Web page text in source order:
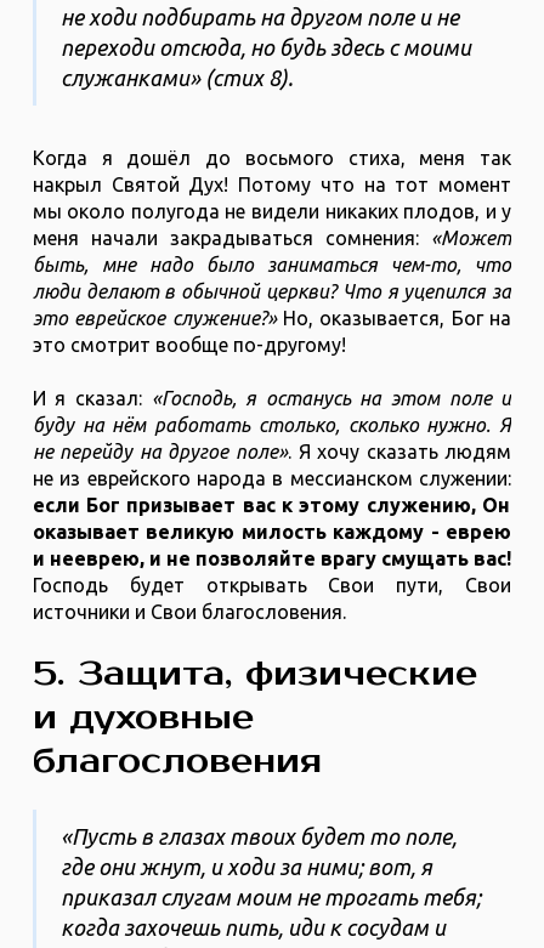
не ходи подбирать на другом поле и не
переходи отсюда, но будь здесь с моими
служанками» (стих 8).
Когда я дошёл до восьмого стиха, меня так
накрыл Святой Дух! Потому что на тот момент
мы около полугода не видели никаких плодов, и у
меня начали закрадываться сомнения: «Может
быть, мне надо было заниматься чем-то, что
люди делают в обычной церкви? Что я уцепился за
это еврейское служение?» Но, оказывается, Бог на
это смотрит вообще по-другому!
И я сказал: «Господь, я останусь на этом поле и
буду на нём работать столько, сколько нужно. Я
не перейду на другое поле». Я хочу сказать людям
не из еврейского народа в мессианском служении:
если Бог призывает вас к этому служению, Он
оказывает великую милость каждому - еврею
и нееврею, и не позволяйте врагу смущать вас!
Господь будет открывать Свои пути, Свои
источники и Свои благословения.
5. Защита, физические
и духовные
благословения
«Пусть в глазах твоих будет то поле,
где они жнут, и ходи за ними; вот, я
приказал слугам моим не трогать тебя;
когда захочешь пить, иди к сосудам и